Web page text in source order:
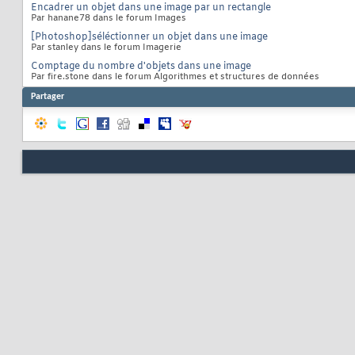
Encadrer un objet dans une image par un rectangle
Par hanane78 dans le forum Images
[Photoshop]séléctionner un objet dans une image
Par stanley dans le forum Imagerie
Comptage du nombre d'objets dans une image
Par fire.stone dans le forum Algorithmes et structures de données
Partager